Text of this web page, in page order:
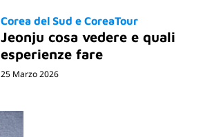
Corea del Sud e CoreaTour
Jeonju cosa vedere e quali
esperienze fare
25 Marzo 2026